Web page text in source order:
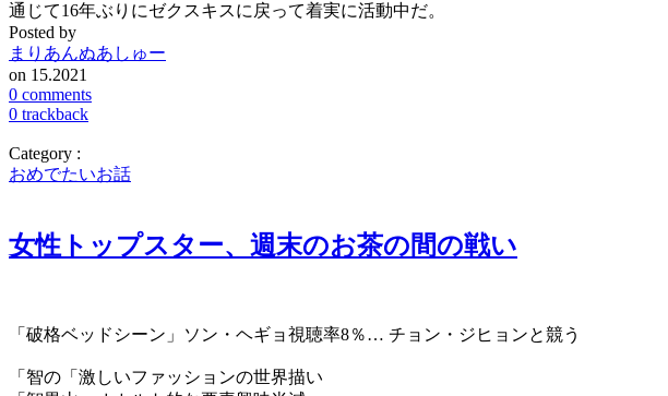
通じて16年ぶりにゼクスキスに戻って着実に活動中だ。
Posted by
まりあんぬあしゅー
on 15.2021
0 comments
0 trackback
Category :
おめでたいお話
女性トップスター、週末のお茶の間の戦い
「破格ベッドシーン」ソン・ヘギョ視聴率8％… チョン・ジヒョンと競う
「智の「激しいファッションの世界描い